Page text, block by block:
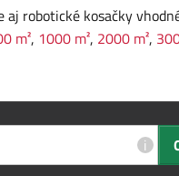
aj robotické kosačky
m², 1000 m², 2000 m²,
i